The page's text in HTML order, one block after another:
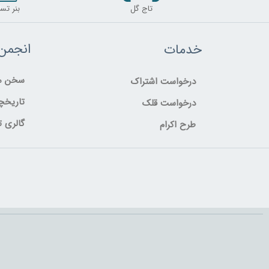
تاج گل بنر
خدمات
درخواست اشتراک
درخواست قلک
طرح اکرام
سخن
گالری